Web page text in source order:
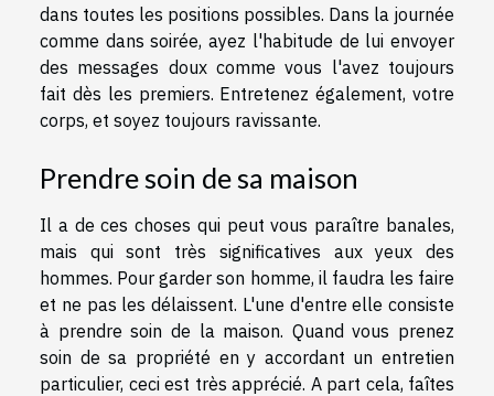
dans toutes les positions possibles. Dans la journée
comme dans soirée, ayez l'habitude de lui envoyer
des messages doux comme vous l'avez toujours
fait dès les premiers. Entretenez également, votre
corps, et soyez toujours ravissante.
Prendre soin de sa maison
Il a de ces choses qui peut vous paraître banales,
mais qui sont très significatives aux yeux des
hommes. Pour garder son homme, il faudra les faire
et ne pas les délaissent. L'une d'entre elle consiste
à prendre soin de la maison. Quand vous prenez
soin de sa propriété en y accordant un entretien
particulier, ceci est très apprécié. A part cela, faîtes